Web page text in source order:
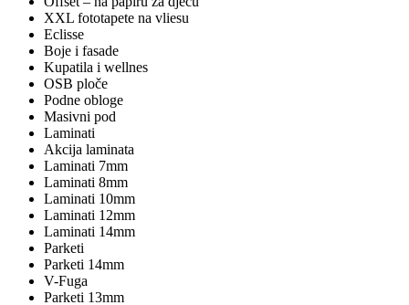
XXL fototapete na vliesu
Eclisse
Boje i fasade
Kupatila i wellnes
OSB ploče
Podne obloge
Masivni pod
Laminati
Akcija laminata
Laminati 7mm
Laminati 8mm
Laminati 10mm
Laminati 12mm
Laminati 14mm
Parketi
Parketi 14mm
V-Fuga
Parketi 13mm